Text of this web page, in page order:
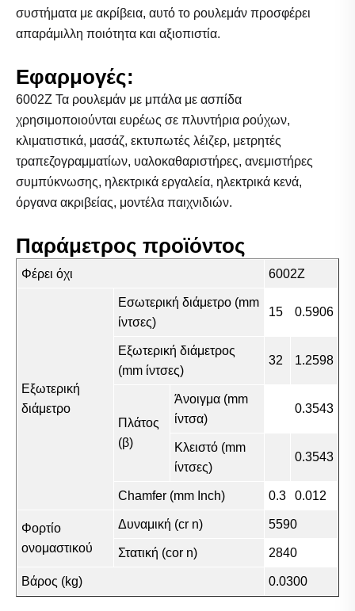
συστήματα με ακρίβεια, αυτό το ρουλεμάν προσφέρει
απαράμιλλη ποιότητα και αξιοπιστία.
Εφαρμογές:
6002Z Τα ρουλεμάν με μπάλα με ασπίδα
χρησιμοποιούνται ευρέως σε πλυντήρια ρούχων,
κλιματιστικά, μασάζ, εκτυπωτές λέιζερ, μετρητές
τραπεζογραμματίων, υαλοκαθαριστήρες, ανεμιστήρες
συμπύκνωσης, ηλεκτρικά εργαλεία, ηλεκτρικά κενά,
όργανα ακριβείας, μοντέλα παιχνιδιών.
Παράμετρος προϊόντος
Φέρει όχι 6002Z
Εξωτερική
διάμετρο
Εσωτερική διάμετρο (mm
ίντσες)
15 0.5906
Εξωτερική διάμετρος
(mm ίντσες)
32 1.2598
Πλάτος
(β)
Άνοιγμα (mm
ίντσα)
0.3543
Κλειστό (mm
ίντσες)
0.3543
Chamfer (mm Inch) 0.3 0.012
Φορτίο
ονομαστικού
Δυναμική (cr n) 5590
Στατική (cor n) 2840
Βάρος (kg) 0.0300